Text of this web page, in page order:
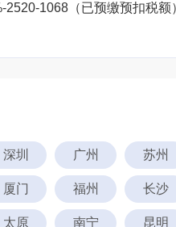
2520-1068（已预缴预扣税额
深圳 广州 苏州
厦门 福州 长沙
太原 南宁 昆明